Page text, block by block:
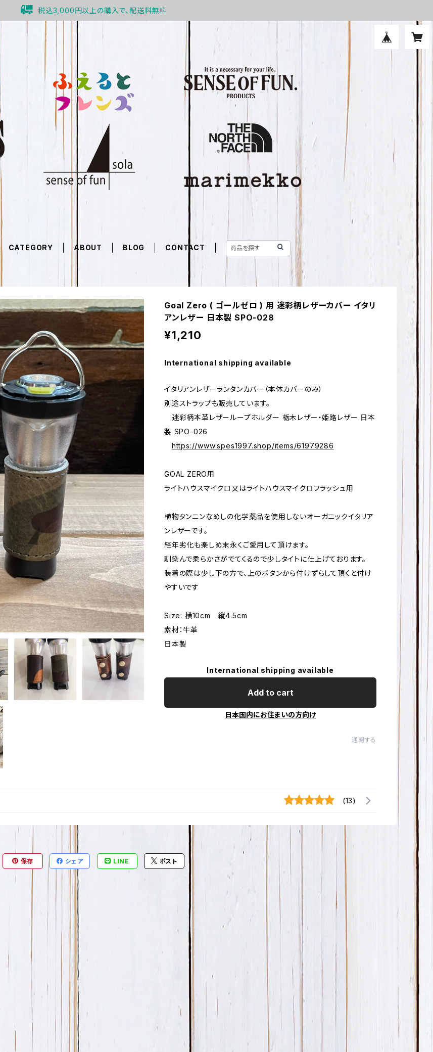
税込3,000円以上の購入で、配送料無料
CATEGORY ABOUT BLOG CONTACT
Goal Zero ( ゴールゼロ ) 用 迷彩柄レザーカバー イタリ
アンレザー 日本製 SPO-028
¥1,210
International shipping available
イタリアンレザーランタンカバー（本体カバーのみ）
別途ストラップも販売しています。
迷彩柄本革レザーループホルダー 栃木レザー・姫路レザー 日本
製 SPO-026
https://www.spes1997.shop/items/61979286
GOAL ZERO用
ライトハウスマイクロ又はライトハウスマイクロフラッシュ用
植物タンニンなめしの化学薬品を使用しないオーガニックイタリア
ンレザーです。
経年劣化も楽しめ末永くご愛用して頂けます。
馴染んで柔らかさがでてくるので少しタイトに仕上げております。
装着の際は少し下の方で、上のボタンから付けずらして頂くと付け
やすいです
Size: 横10cm 縦4.5cm
素材：牛革
日本製
International shipping available
Add to cart
日本国内にお住まいの方向け
通報する
(13)
保存 シェア LINE ポスト